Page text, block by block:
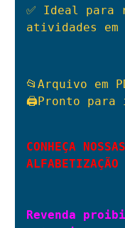
✅ Ideal para
atividades em
📂Arquivo em
🖨Pronto para
CONHEÇA
ALFABETIZAÇÃO
Revenda